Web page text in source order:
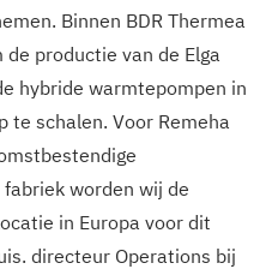
Binnen BDR Thermea
productie van de Elga
hybride warmtepompen in
te schalen. Voor Remeha
worden wij de
in Europa voor dit
directeur Operations bij